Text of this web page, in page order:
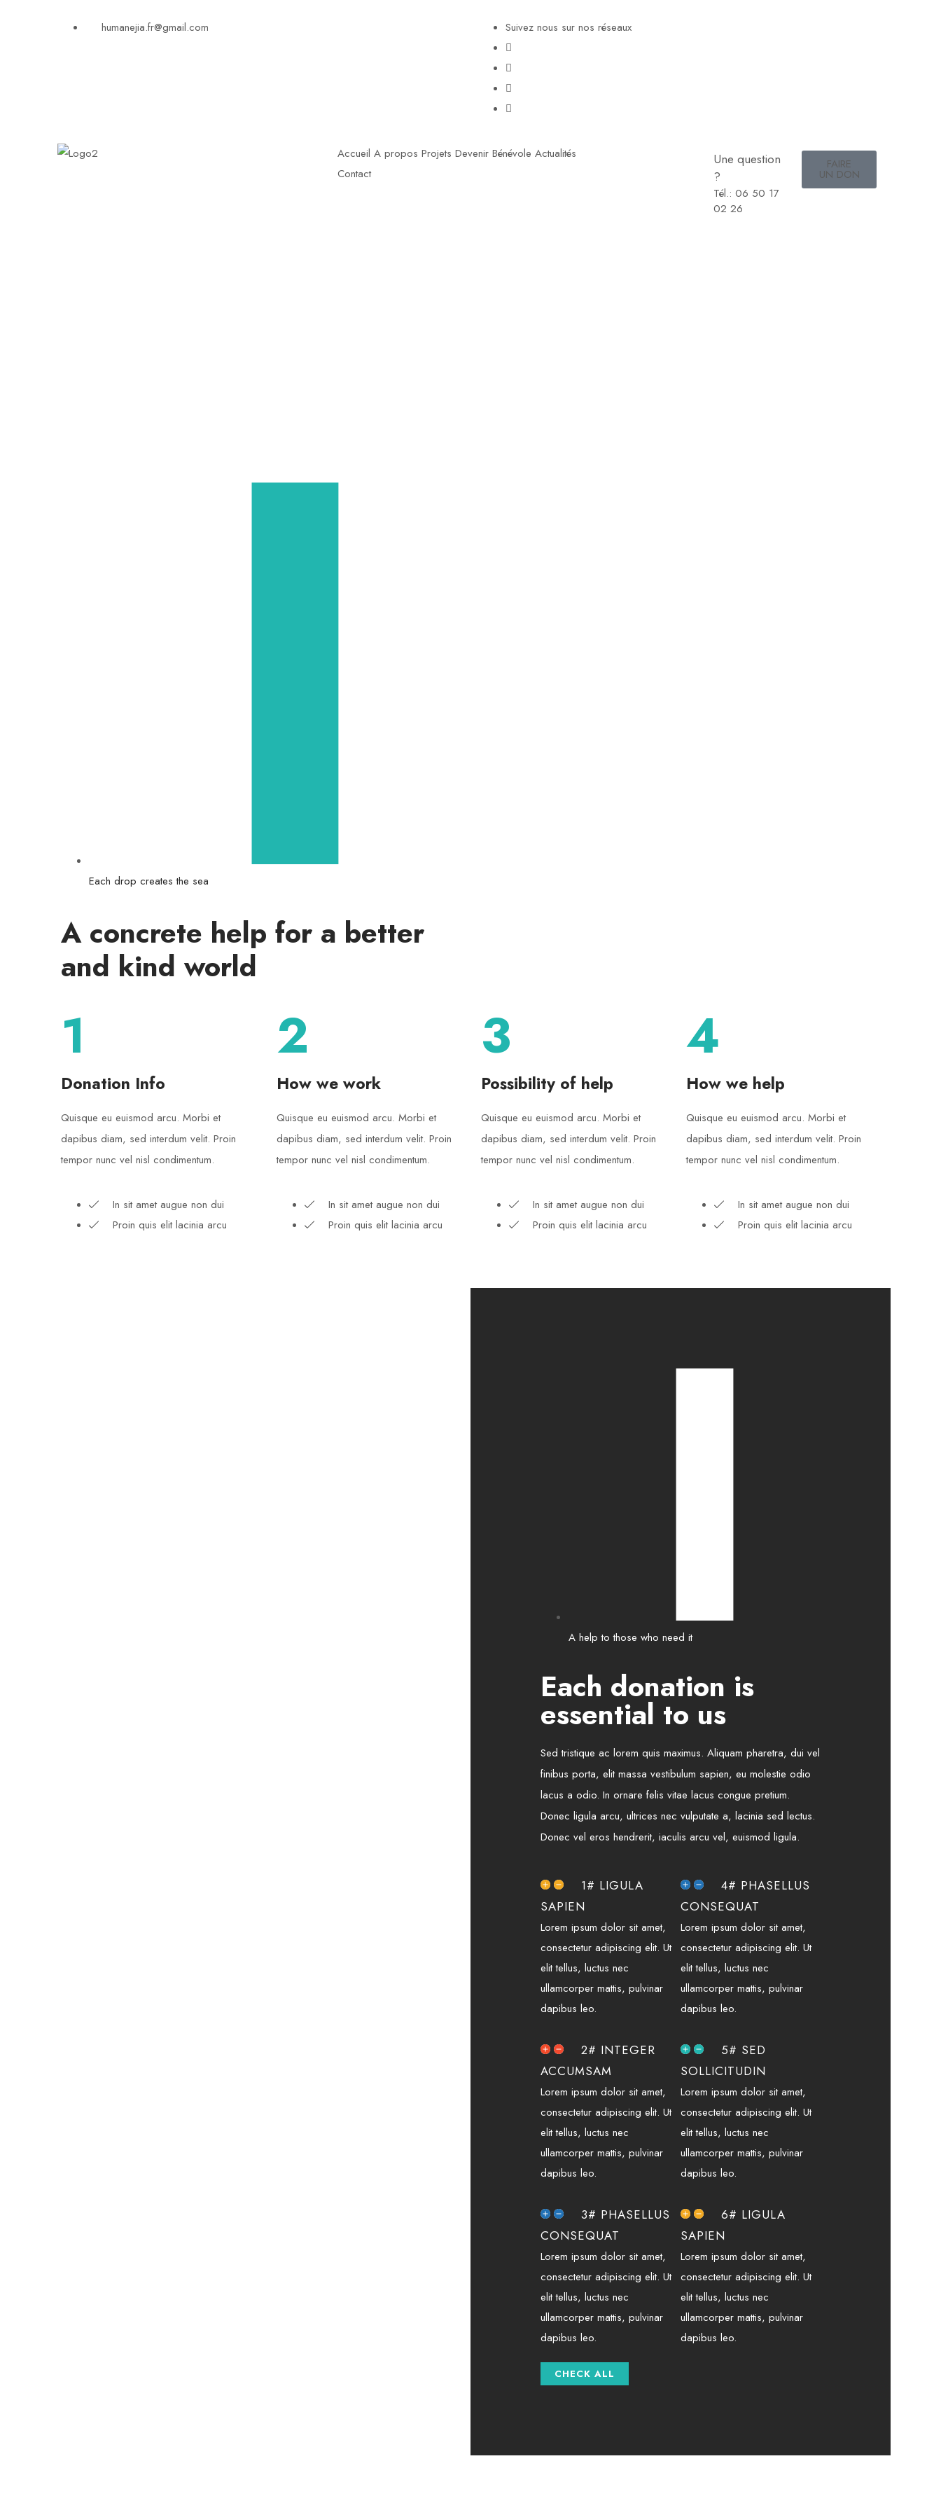
humanejia.fr@gmail.com Suivez nous sur nos réseaux
Accueil A propos Projets Devenir Bénévole Actualités
Contact
Une question
?
Tél.: 06 50 17
02 26
FAIRE
UN DON
Each drop creates the sea
A concrete help for a better
and kind world
1
Donation Info
Quisque eu euismod arcu. Morbi et
dapibus diam, sed interdum velit. Proin
tempor nunc vel nisl condimentum.
In sit amet augue non dui
Proin quis elit lacinia arcu
2
How we work
Quisque eu euismod arcu. Morbi et
dapibus diam, sed interdum velit. Proin
tempor nunc vel nisl condimentum.
In sit amet augue non dui
Proin quis elit lacinia arcu
3
Possibility of help
Quisque eu euismod arcu. Morbi et
dapibus diam, sed interdum velit. Proin
tempor nunc vel nisl condimentum.
In sit amet augue non dui
Proin quis elit lacinia arcu
4
How we help
Quisque eu euismod arcu. Morbi et
dapibus diam, sed interdum velit. Proin
tempor nunc vel nisl condimentum.
In sit amet augue non dui
Proin quis elit lacinia arcu
A help to those who need it
Each donation is
essential to us
Sed tristique ac lorem quis maximus. Aliquam pharetra, dui vel
finibus porta, elit massa vestibulum sapien, eu molestie odio
lacus a odio. In ornare felis vitae lacus congue pretium.
Donec ligula arcu, ultrices nec vulputate a, lacinia sed lectus.
Donec vel eros hendrerit, iaculis arcu vel, euismod ligula.
1# LIGULA
SAPIEN
Lorem ipsum dolor sit amet,
consectetur adipiscing elit. Ut
elit tellus, luctus nec
ullamcorper mattis, pulvinar
dapibus leo.
2# INTEGER
ACCUMSAM
Lorem ipsum dolor sit amet,
consectetur adipiscing elit. Ut
elit tellus, luctus nec
ullamcorper mattis, pulvinar
dapibus leo.
3# PHASELLUS
CONSEQUAT
Lorem ipsum dolor sit amet,
consectetur adipiscing elit. Ut
elit tellus, luctus nec
ullamcorper mattis, pulvinar
dapibus leo.
4# PHASELLUS
CONSEQUAT
Lorem ipsum dolor sit amet,
consectetur adipiscing elit. Ut
elit tellus, luctus nec
ullamcorper mattis, pulvinar
dapibus leo.
5# SED
SOLLICITUDIN
Lorem ipsum dolor sit amet,
consectetur adipiscing elit. Ut
elit tellus, luctus nec
ullamcorper mattis, pulvinar
dapibus leo.
6# LIGULA
SAPIEN
Lorem ipsum dolor sit amet,
consectetur adipiscing elit. Ut
elit tellus, luctus nec
ullamcorper mattis, pulvinar
dapibus leo.
CHECK ALL